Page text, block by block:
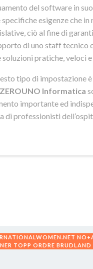
del software in
esigenze che in
ciò al fine di
di uno staff tecnico
pratiche, veloci e
tipo di impostazione è
ZEROUNO Informatica
importante ed
di professionisti
TOPP ORDRE BRUDLAND